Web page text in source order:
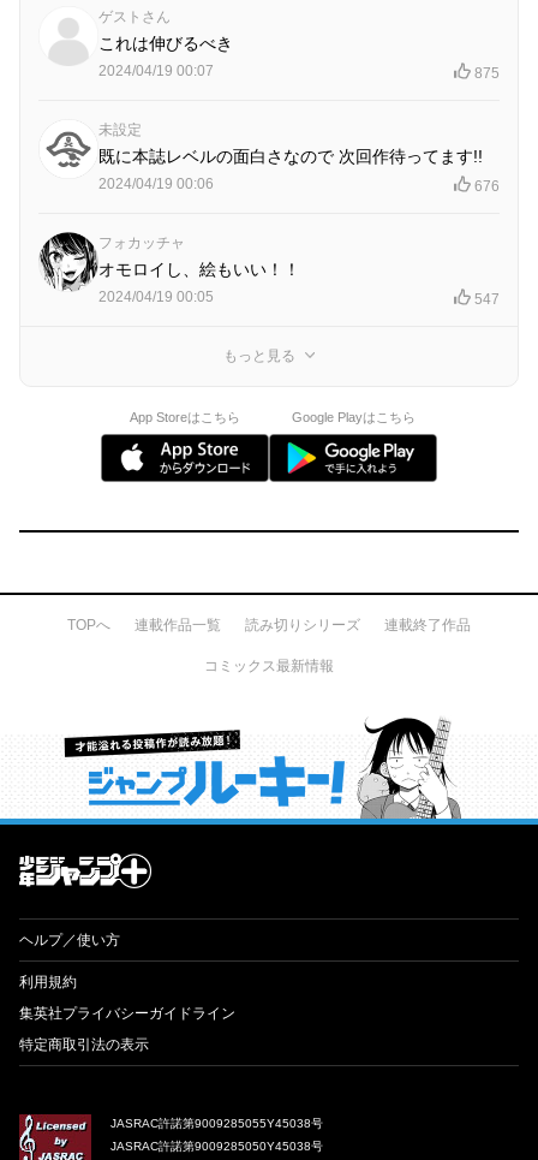
ゲストさん
これは伸びるべき
2024/04/19 00:07 875
未設定
既に本誌レベルの面白さなので 次回作待ってます!!
2024/04/19 00:06 676
フォカッチャ
オモロイし、絵もいい！！
2024/04/19 00:05 547
もっと見る
App Storeはこちら Google Playはこちら
TOPへ 連載作品一覧 読み切りシリーズ 連載終了作品
コミックス最新情報
才能溢れる投稿作が読み放題！ ジャンプルーキー！
ヘルプ／使い方
利用規約
集英社プライバシーガイドライン
特定商取引法の表示
JASRAC許諾第9009285055Y45038号
JASRAC許諾第9009285050Y45038号